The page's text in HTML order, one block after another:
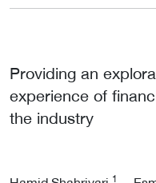
Providing an
experience of
the industry
1